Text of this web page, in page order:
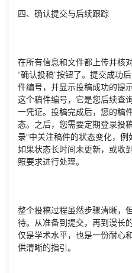
四、确认提交与后续跟踪
在所有信息和文件都上传并核
“确认投稿”按钮了。提交成功
件编号，并显示投稿成功的提
这个稿件编号，它是您后续查
一凭证。投稿完成后，您的稿
态。之后，您需要定期登录投
录”中关注稿件的状态变化，例
如果状态长时间未更新，或收
照要求进行处理。
整个投稿过程虽然步骤清晰，
待。从准备到提交，再到漫长
仅是学术水平，也是一份耐心
供清晰的指引。